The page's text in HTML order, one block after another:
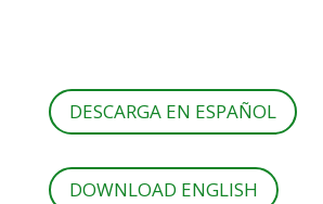
DESCARGA EN ESPAÑOL
DOWNLOAD ENGLISH